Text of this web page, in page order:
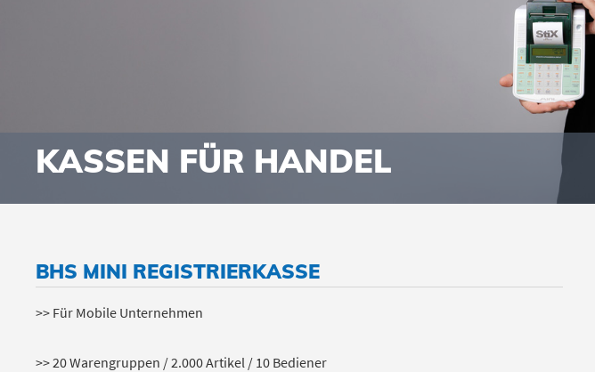
KASSEN FÜR HANDEL
BHS MINI REGISTRIERKASSE
>> Für Mobile Unternehmen
>> 20 Warengruppen / 2.000 Artikel / 10 Bediener